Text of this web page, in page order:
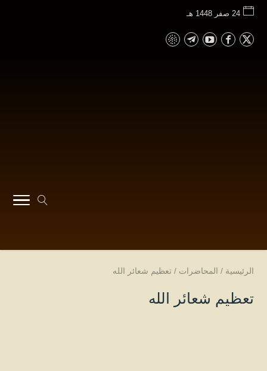
24 صفر 1448 هـ
الرئيسية / المحاضرات / تعظيم شعائر الله
تعظيم شعائر الله